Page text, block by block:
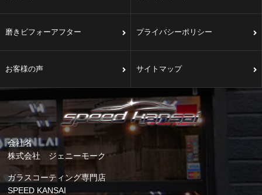
磨きビフォーアフター プライバシーポリシー
お客様の声 サイトマップ
会社名
株式会社 ジェニーモーク
ガラスコーティング専門店
SPEED KANSAI